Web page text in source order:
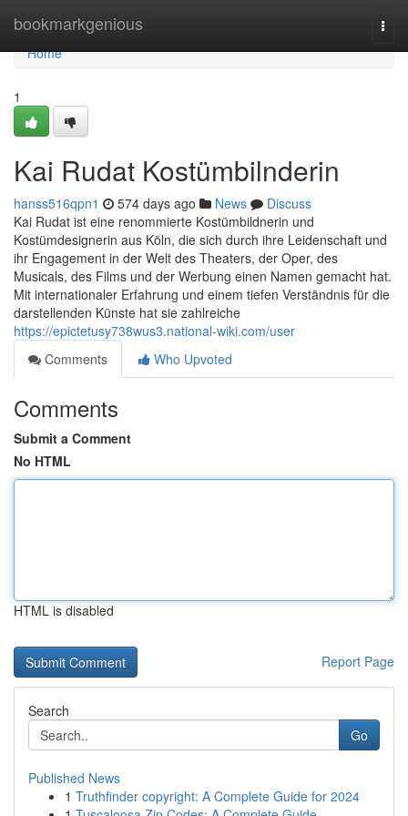
bookmarkgenious
Home
Home
1
Kai Rudat Kostümbilnderin
hanss516qpn1 574 days ago News
Discuss
Kai Rudat ist eine renommierte Kostümbildnerin und
Kostümdesignerin aus Köln, die sich durch ihre Leidenschaft und
ihr Engagement in der Welt des Theaters, der Oper, des
Musicals, des Films und der Werbung einen Namen gemacht hat.
Mit internationaler Erfahrung und einem tiefen Verständnis für die
darstellenden Künste hat sie zahlreiche
https://epictetusy738wus3.national-wiki.com/user
Comments
Who Upvoted
Comments
Submit a Comment
No HTML
HTML is disabled
Report Page
Search
Go
Published News
1 Truthfinder copyright: A Complete Guide for 2024